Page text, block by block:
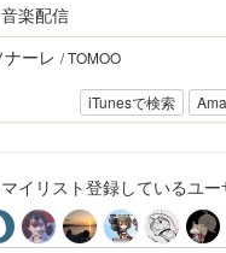
音楽配信
iTunesで検索
ナーレ / TOMOO
マイリスト登録しているユ